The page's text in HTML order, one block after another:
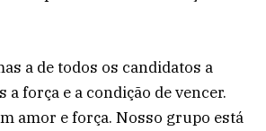
a de todos os candidatos a
força e a condição de vencer.
amor e força. Nosso grupo está